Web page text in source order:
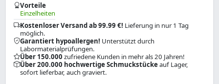
Vorteile
Einzelheiten
Kostenloser Versand ab 99.99 €! Lieferung in nur 1 Tag
möglich.
Garantiert hypoallergen! Unterstützt durch
Labormaterialprüfungen.
Über 150.000 zufriedene Kunden in mehr als 20 Jahren!
Über 200.000 hochwertige Schmuckstückeauf Lager,
sofort lieferbar, auch graviert.